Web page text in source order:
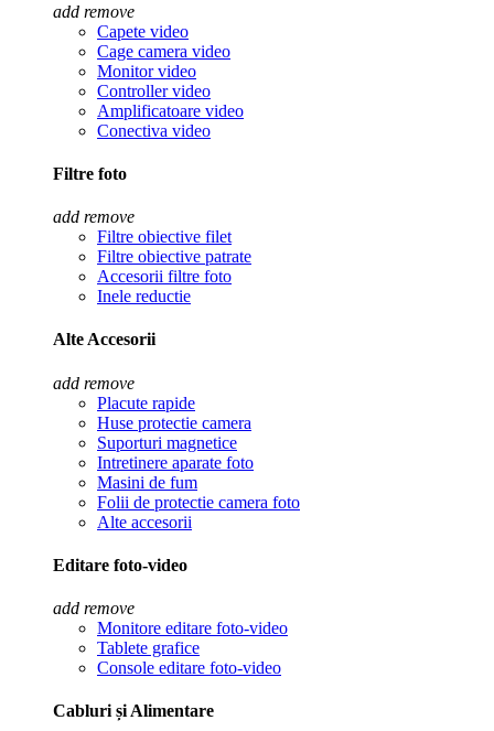
add remove
Capete video
Cage camera video
Monitor video
Controller video
Amplificatoare video
Conectiva video
Filtre foto
add remove
Filtre obiective filet
Filtre obiective patrate
Accesorii filtre foto
Inele reductie
Alte Accesorii
add remove
Placute rapide
Huse protectie camera
Suporturi magnetice
Intretinere aparate foto
Masini de fum
Folii de protectie camera foto
Alte accesorii
Editare foto-video
add remove
Monitore editare foto-video
Tablete grafice
Console editare foto-video
Cabluri și Alimentare